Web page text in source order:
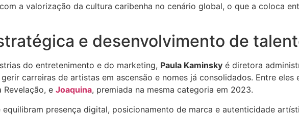
a valorização da cultura caribenha no cenário global, o que a coloca
e desenvolvimento de
do entretenimento e do marketing, Paula Kaminsky é diretora
carreiras de artistas em ascensão e nomes já consolidados. Entre eles
e Joaquina, premiada na mesma categoria em 2023.
presença digital, posicionamento de marca e autenticidade